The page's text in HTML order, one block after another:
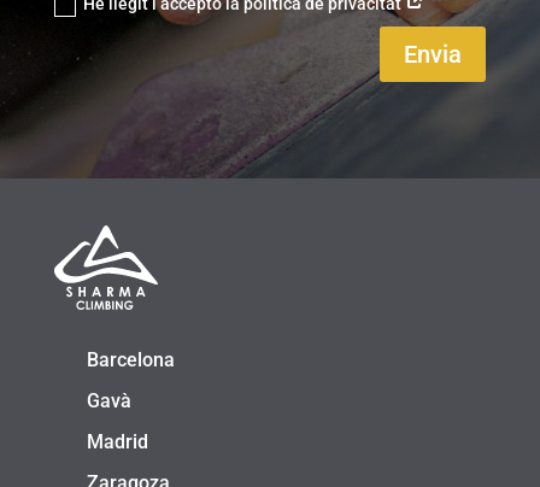
He llegit i accepto la política de privacitat
Envia
Barcelona
Gavà
Madrid
Zaragoza